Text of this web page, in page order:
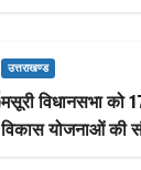
होंगी सम्मानित…
उत्तराखण्ड
मसूरी विधानसभा
विकास योजनाओं की
ने किया लोकार्पण-